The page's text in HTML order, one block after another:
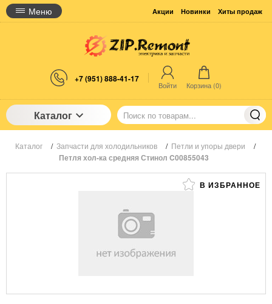
Меню Акции Новинки Хиты продаж
+7 (951) 888-41-17
Войти Корзина (0)
Каталог
Каталог / Запчасти для холодильников / Петли и упоры двери /
Петля хол-ка средняя Стинол C00855043
В ИЗБРАННОЕ